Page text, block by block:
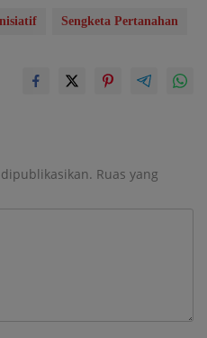
Sengketa Pertanahan
Ruas yang